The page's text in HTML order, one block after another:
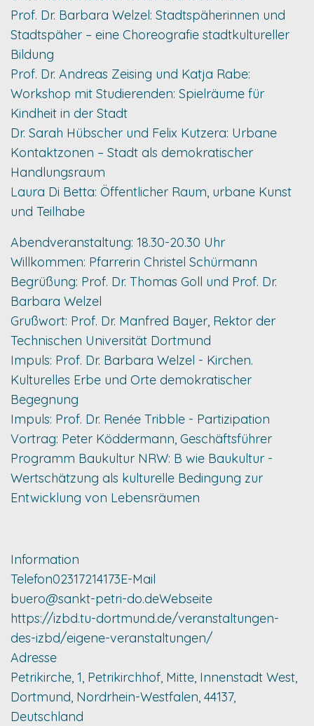
Prof. Dr. Barbara Welzel: Stadtspäherinnen und
Stadtspäher – eine Choreografie stadtkultureller
Bildung
Prof. Dr. Andreas Zeising und Katja Rabe:
Workshop mit Studierenden: Spielräume für
Kindheit in der Stadt
Dr. Sarah Hübscher und Felix Kutzera: Urbane
Kontaktzonen – Stadt als demokratischer
Handlungsraum
Laura Di Betta: Öffentlicher Raum, urbane Kunst
und Teilhabe
Abendveranstaltung: 18.30-20.30 Uhr
Willkommen: Pfarrerin Christel Schürmann
Begrüßung: Prof. Dr. Thomas Goll und Prof. Dr.
Barbara Welzel
Grußwort: Prof. Dr. Manfred Bayer, Rektor der
Technischen Universität Dortmund
Impuls: Prof. Dr. Barbara Welzel - Kirchen.
Kulturelles Erbe und Orte demokratischer
Begegnung
Impuls: Prof. Dr. Renée Tribble - Partizipation
Vortrag: Peter Köddermann, Geschäftsführer
Programm Baukultur NRW: B wie Baukultur -
Wertschätzung als kulturelle Bedingung zur
Entwicklung von Lebensräumen
Information
Telefon02317214173E-Mail
buero@sankt-petri-do.deWebseite
https://izbd.tu-dortmund.de/veranstaltungen-
des-izbd/eigene-veranstaltungen/
Adresse
Petrikirche, 1, Petrikirchhof, Mitte, Innenstadt West,
Dortmund, Nordrhein-Westfalen, 44137,
Deutschland